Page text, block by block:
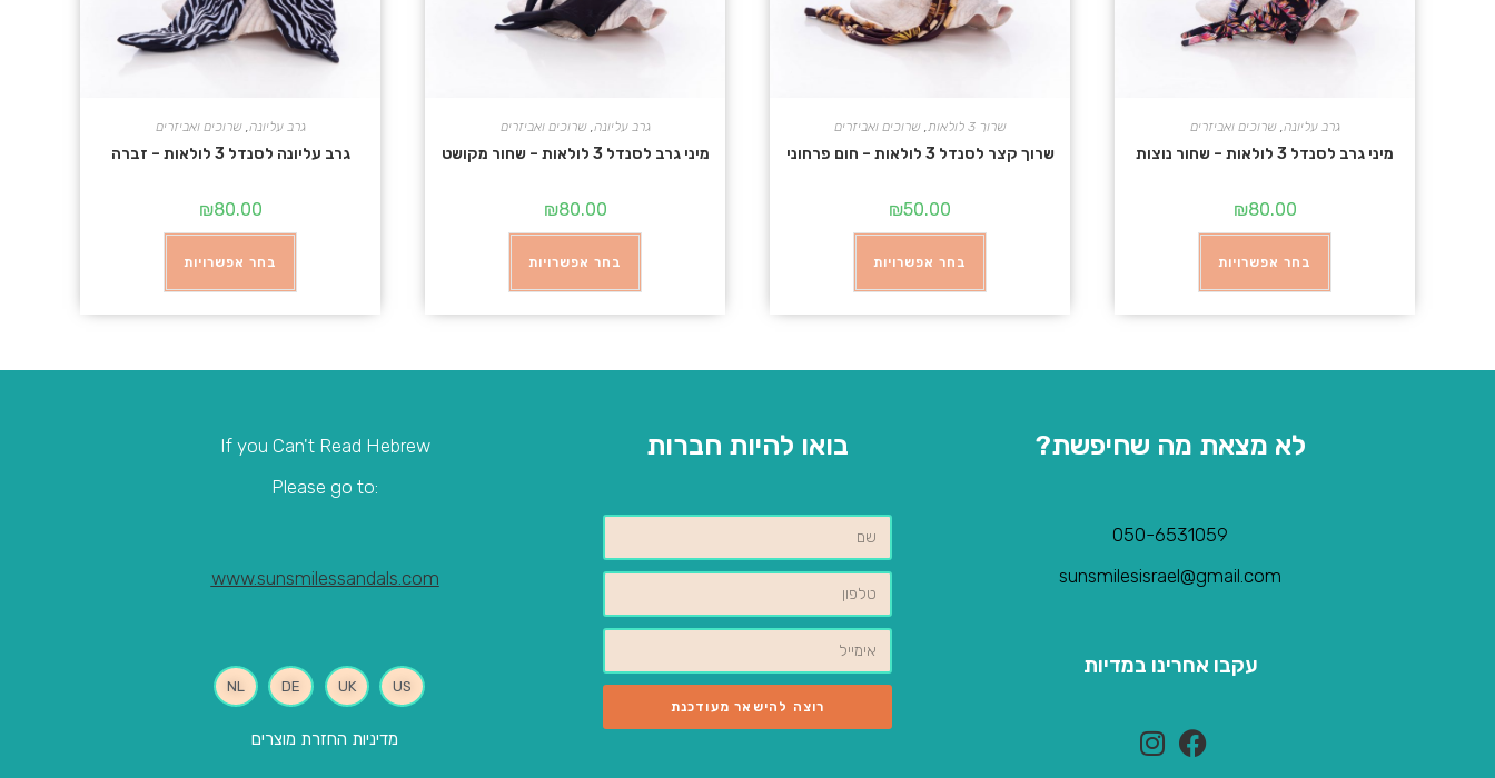
גרב עליונה ,שרוכים ואביזרים
מיני גרב לסנדל 3 לולאות – שחור נוצות
₪80.00
בחר אפשרויות
שרוך 3 לולאות ,שרוכים ואביזרים
שרוך קצר לסנדל 3 לולאות – חום פרחוני
₪50.00
בחר אפשרויות
גרב עליונה ,שרוכים ואביזרים
מיני גרב לסנדל 3 לולאות – שחור מקושט
₪80.00
בחר אפשרויות
גרב עליונה ,שרוכים ואביזרים
גרב עליונה לסנדל 3 לולאות – זברה
₪80.00
בחר אפשרויות
לא מצאת מה שחיפשת?
050-6531059
sunsmilesisrael@gmail.com
עקבו אחרינו במדיות
בואו להיות חברות
רוצה להישאר מעודכנת
If you Can't Read Hebrew
:Please go to
www.sunsmilessandals.com
US
UK
DE
NL
מדיניות החזרת מוצרים